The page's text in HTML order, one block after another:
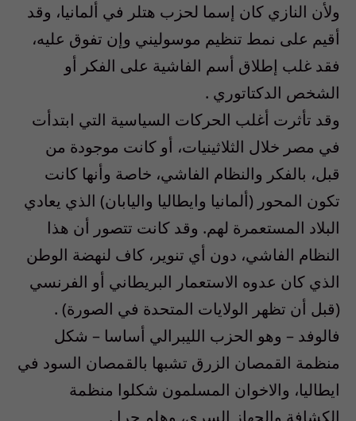
ولأن النازي كان إسما لحزب هتلر في ألمانيا، وقد
أقيم على نمط تنظيم موسوليني وإن تفوق عليه،
فقد غلب إطلاق أسم الفاشية على الفكر أو
الشخص الدكتاتوري .
وقد تأثرت أغلب الحركات السياسية التي ابتدأت
في مصر خلال الثلاثينيات، أو كانت موجودة من
قبل، بالفكر والنظام الفاشي، خاصة وأنها كانت
تكون المحور (ألمانيا وايطاليا واليابان) الذي يعادي
البلاد المستعمرة لهم. وقد كانت تتصور أن هذا
النظام الفاشي، دون أي تنوير، كاف لنهضة الوطن
الذي كان عدوه الاستعمار البريطاني أو الفرنسي
(قبل أن تظهر الولايات المتحدة في الصورة) .
فالوفد – وهو الحزب الليبرالي أساسا – شكل
منظمة القمصان الزرق تشبها بالقمصان السود في
ايطاليا، والاخوان المسلمون شكلوا منظمة